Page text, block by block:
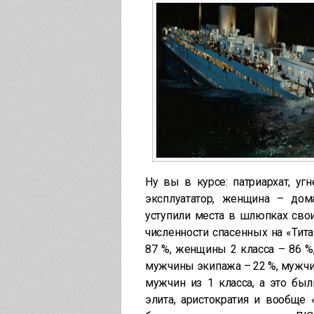
Ну вы в курсе: патриархат,
эксплуататор, женщина –
уступили места в шлюпках
численности спасенных на
87 %, женщины 2 класса – 86
мужчины экипажа – 22 %,
мужчин из 1 класса, а это
элита, аристократия и